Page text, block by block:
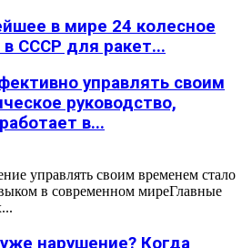
в мире 24 колесное
СССР для ракет...
управлять своим
руководство,
в...
управлять своим временем стало
в современном миреГлавные
нарушение? Когда